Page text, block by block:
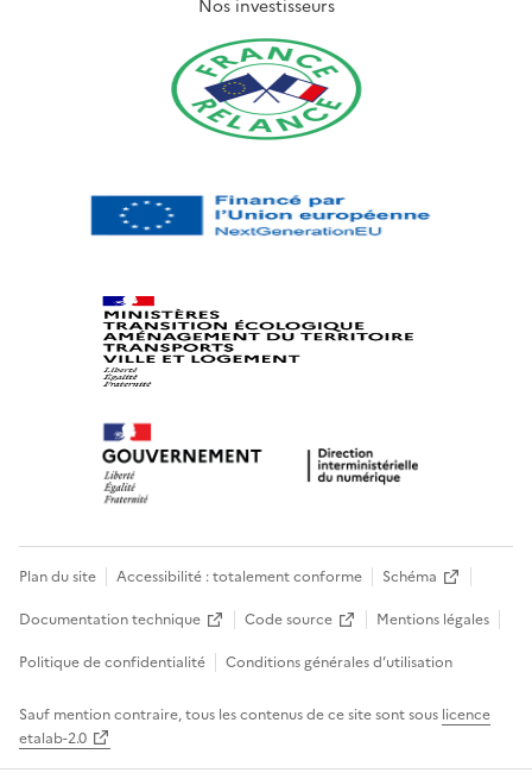
Nos investisseurs
Plan du site Accessibilité : totalement conforme
Schéma
Documentation technique
Code source
Mentions légales
Politique de confidentialité
Conditions générales d’utilisation
Sauf mention contraire, tous les contenus de ce site sont sous licence
etalab-2.0